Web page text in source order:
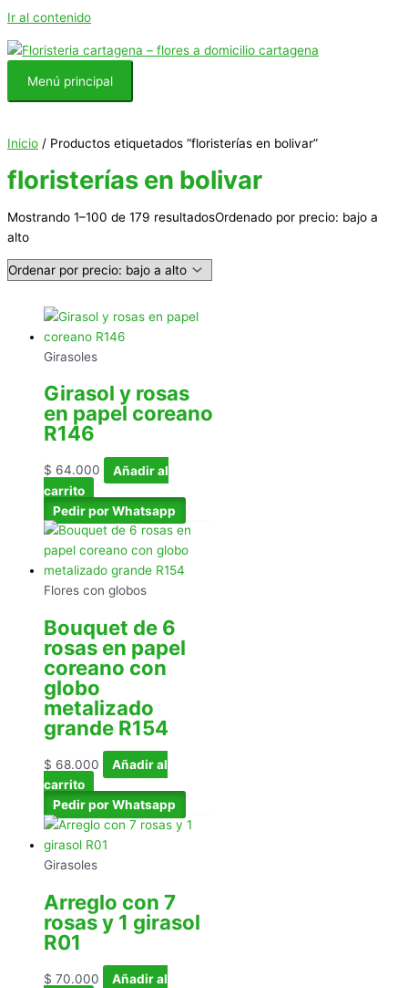
Ir al contenido
Menú principal
Inicio / Productos etiquetados “floristerías en bolivar”
floristerías en bolivar
Mostrando 1–100 de 179 resultadosOrdenado por precio: bajo a
alto
Girasoles
Girasol y rosas
en papel coreano
R146
$ 64.000
Añadir al
carrito
Pedir por Whatsapp
Flores con globos
Bouquet de 6
rosas en papel
coreano con
globo
metalizado
grande R154
$ 68.000
Añadir al
carrito
Pedir por Whatsapp
Girasoles
Arreglo con 7
rosas y 1 girasol
R01
$ 70.000
Añadir al